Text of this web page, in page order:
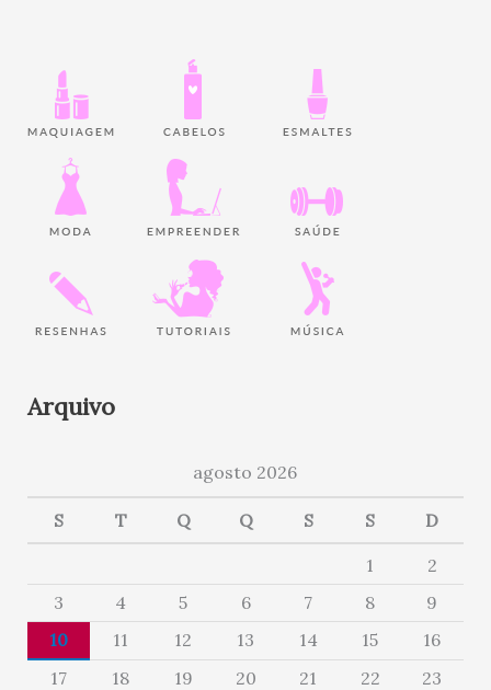
Arquivo
agosto 2026
S T Q Q S S D
1
2
3
4 5 6 7 8
9
10
11 12 13 14 15
16
17
18 19 20 21 22
23